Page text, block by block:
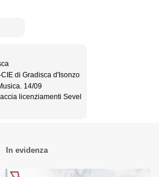
di Gradisca d'Isonzo
14/09
licenziamenti Sevel
In evidenza